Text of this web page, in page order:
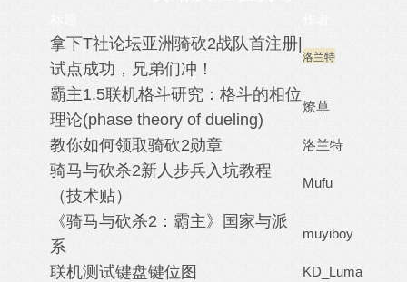
拿下T社论坛亚洲骑砍2战队首注册|
试点成功，兄弟们冲！
洛兰特
霸主1.5联机格斗研究：格斗的相位
理论(phase theory of dueling)
燎草
教你如何领取骑砍2勋章 洛兰特
骑马与砍杀2新人步兵入坑教程
（技术贴）
Mufu
《骑马与砍杀2：霸主》国家与派
系
muyiboy
联机测试键盘键位图 KD_Luma